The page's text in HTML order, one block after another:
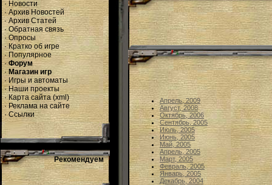
·Новости
·Архив Новостей
·Архив Статей
·Обратная связь
·Опросы
·Кратко об игре
· Популярное
· Форум
·Магазин игр
· Игры и автоматы
·Наши проекты
·Карта сайта(xml )
·Реклама на сайте
·Ссылки
Рекомендуем
Апрель, 2009
Август, 2008
Октябрь, 2006
Сентябрь, 2005
Июль, 2005
Июнь, 2005
Май, 2005
Апрель, 2005
Март, 2005
Февраль, 2005
Январь, 2005
Декабрь, 2004